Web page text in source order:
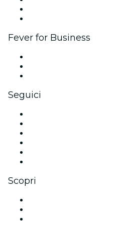
Fever for Business
Seguici
Scopri